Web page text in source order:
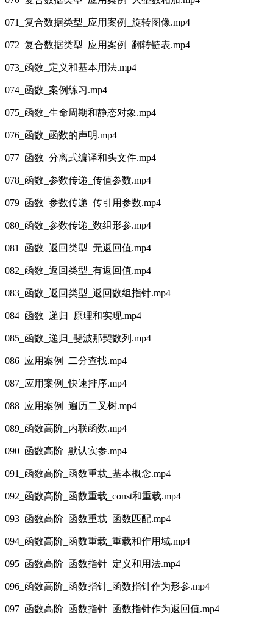
071_复合数据类型_应用案例_旋转图像.mp4
072_复合数据类型_应用案例_翻转链表.mp4
073_函数_定义和基本用法.mp4
074_函数_案例练习.mp4
075_函数_生命周期和静态对象.mp4
076_函数_函数的声明.mp4
077_函数_分离式编译和头文件.mp4
078_函数_参数传递_传值参数.mp4
079_函数_参数传递_传引用参数.mp4
080_函数_参数传递_数组形参.mp4
081_函数_返回类型_无返回值.mp4
082_函数_返回类型_有返回值.mp4
083_函数_返回类型_返回数组指针.mp4
084_函数_递归_原理和实现.mp4
085_函数_递归_斐波那契数列.mp4
086_应用案例_二分查找.mp4
087_应用案例_快速排序.mp4
088_应用案例_遍历二叉树.mp4
089_函数高阶_内联函数.mp4
090_函数高阶_默认实参.mp4
091_函数高阶_函数重载_基本概念.mp4
092_函数高阶_函数重载_const和重载.mp4
093_函数高阶_函数重载_函数匹配.mp4
094_函数高阶_函数重载_重载和作用域.mp4
095_函数高阶_函数指针_定义和用法.mp4
096_函数高阶_函数指针_函数指针作为形参.mp4
097_函数高阶_函数指针_函数指针作为返回值.mp4